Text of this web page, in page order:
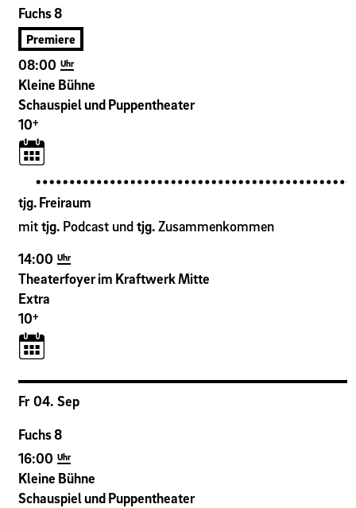
Fuchs 8
Premiere
08:00 Uhr
10+
Kleine Bühne
Schauspiel und Puppentheater
tjg. Freiraum
mittjg. Podcast undtjg.Zusammenkommen
14:00 Uhr
10+
Theaterfoyer im Kraftwerk Mitte
Extra
Fr 04. Sep
Fuchs 8
16:00 Uhr
Kleine Bühne
Schauspiel und Puppentheater